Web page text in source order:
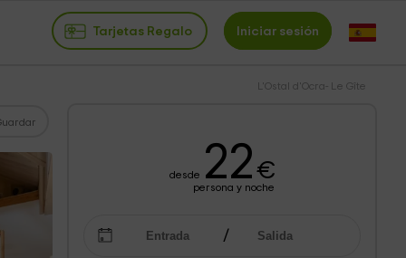
Tarjetas Regalo Iniciar sesión
L'Ostal d'Ocra- Le Gîte
desde 22€
persona y noche